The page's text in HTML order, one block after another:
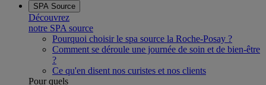
SPA Source
Découvrez
notre SPA source
Pourquoi choisir le spa source la Roche-Posay ?
Comment se déroule une journée de soin et de bien-être
?
Ce qu'en disent nos curistes et nos clients
Pour quels